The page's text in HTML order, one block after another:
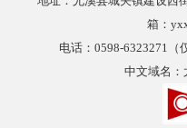
箱：
电话：0598-6323271（
中文域名：